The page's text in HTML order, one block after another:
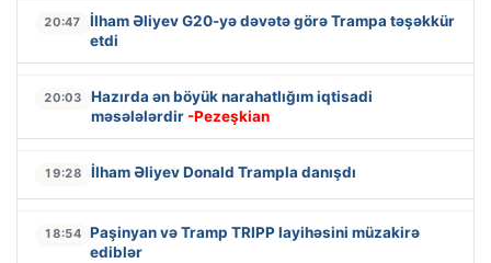
20:47
İlham Əliyev G20-yə dəvətə görə Trampa təşəkkür
etdi
20:03
Hazırda ən böyük narahatlığım iqtisadi
məsələlərdir -Pezeşkian
19:28 İlham Əliyev Donald Trampla danışdı
18:54 Paşinyan və Tramp TRIPP layihəsini müzakirə
ediblər